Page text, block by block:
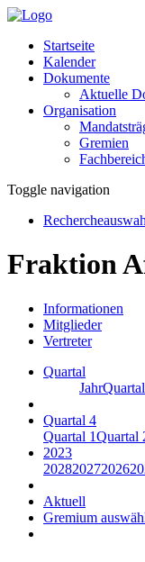
Startseite
Kalender
Dokumente
Aktuelle
Organisation
Gremien
Toggle navigation
Fraktion
Informationen
Mitglieder
Vertreter
Quartal
JahrQuartal
Quartal 4
Quartal 1Quartal
2023
202820272026
Aktuell
Gremium